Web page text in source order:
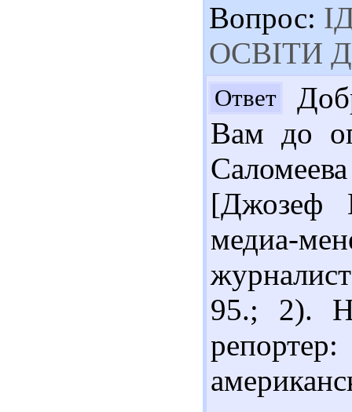
Вопрос:
ОСВІТИ
Ответ
Вам до
[Джозеф
медиа-
95.; 2).